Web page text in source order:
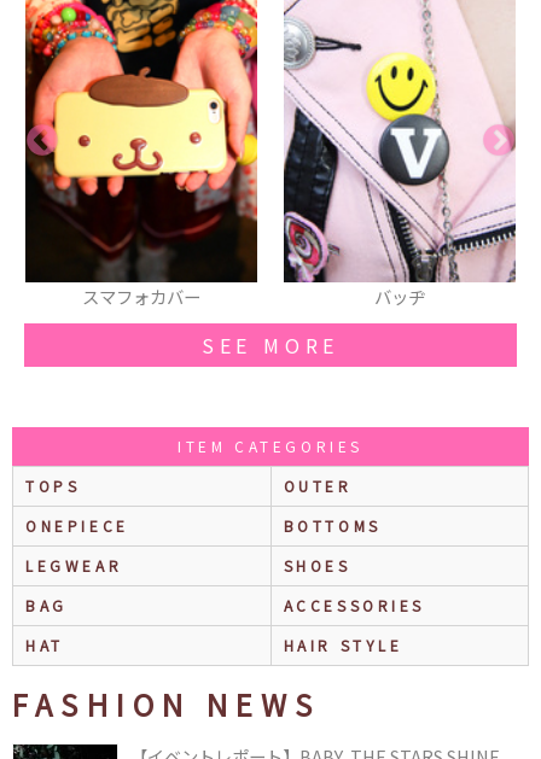
バッヂ つなぎ
SEE MORE
ITEM CATEGORIES
TOPS
OUTER
ONEPIECE
BOTTOMS
LEGWEAR
SHOES
BAG
ACCESSORIES
HAT
HAIR STYLE
FASHION NEWS